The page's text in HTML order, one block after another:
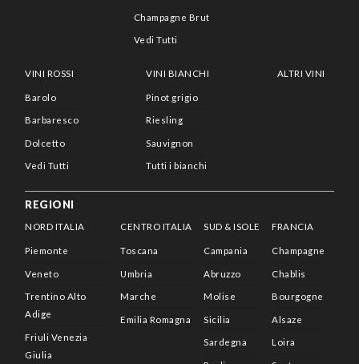
Champagne Brut
Vedi Tutti
VINI ROSSI
Barolo
Barbaresco
Dolcetto
Vedi Tutti
VINI BIANCHI
Pinot grigio
Riesling
Sauvignon
Tutti i bianchi
ALTRI VINI
REGIONI
NORD ITALIA
Piemonte
Veneto
Trentino Alto
Adige
Friuli Venezia
Giulia
CENTRO ITALIA
Toscana
Umbria
Marche
Emilia Romagna
SUD & ISOLE
Campania
Abruzzo
Molise
Sicilia
Sardegna
FRANCIA
Champagne
Chablis
Bourgogne
Alsaze
Loira